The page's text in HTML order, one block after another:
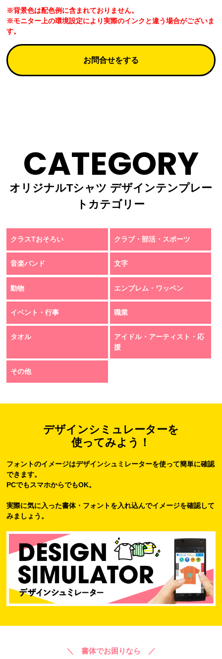
※背景色は配色例に含まれておりません。
※モニター上の環境設定により実際のインクと違う場合がございま
す。
お問合せをする
CATEGORY
オリジナルTシャツ デザインテンプレー
トカテゴリー
クラスTおそろい クラブ・部活・スポーツ
音楽バンド 文字
動物 エンブレム・ワッペン
イベント・行事 職業
タオル
アイドル・アーティスト・応
援
その他
デザインシミュレーターを
使ってみよう！
フォントのイメージはデザインシュミレーターを使って簡単に確認
できます。
PCでもスマホからでもOK。
実際に気に入った書体・フォントを入れ込んでイメージを確認して
みましょう。
＼ 書体でお困りなら ／